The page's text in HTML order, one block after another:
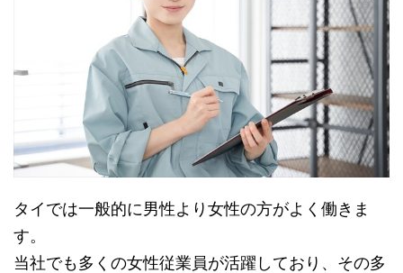
タイでは一般的に男性より女性の方がよく働きま
す。
当社でも多くの女性従業員が活躍しており、その多